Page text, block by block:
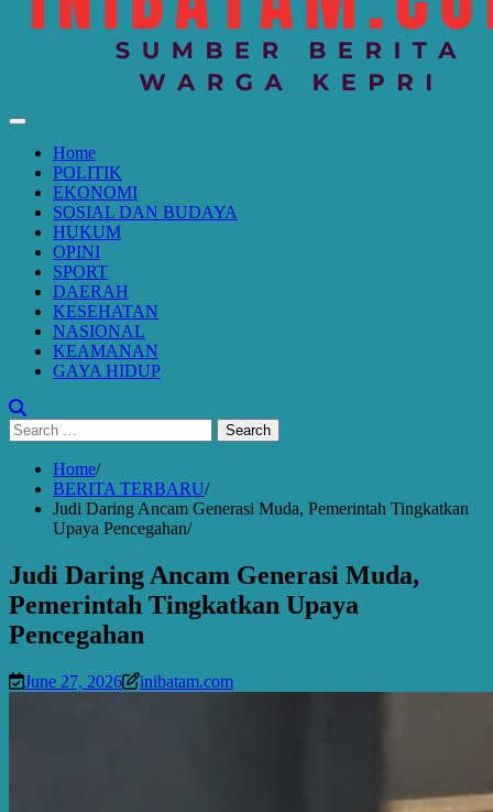
Home
POLITIK
EKONOMI
SOSIAL DAN BUDAYA
HUKUM
OPINI
SPORT
DAERAH
KESEHATAN
NASIONAL
KEAMANAN
GAYA HIDUP
Search
for:
Home
BERITA TERBARU
Judi Daring Ancam Generasi Muda, Pemerintah Tingkatkan
Upaya Pencegahan
Judi Daring Ancam Generasi Muda,
Pemerintah Tingkatkan Upaya
Pencegahan
June 27, 2026 inibatam.com